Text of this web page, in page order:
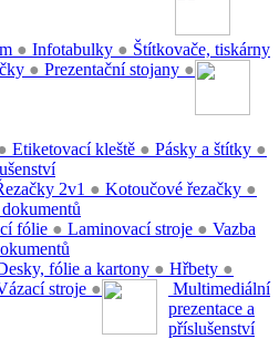
● Infotabulky ●
● Prezentační stojany ●
Štítkovače, tiskárny
Etiketovací kleště ● Pásky a štítky ●
2v1 ● Kotoučové řezačky ●
fólie ● Laminovací stroje ● Vazba
fólie a kartony ● Hřbety ●
stroje ●
Multimediální
prezentace a
příslušenství